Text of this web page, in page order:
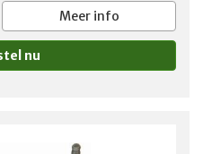
1996 BUICK
1967-1969 BUICK
BROUGHAM 1987-1989
1992 CADILLAC DEVILLE
Meer info
nu